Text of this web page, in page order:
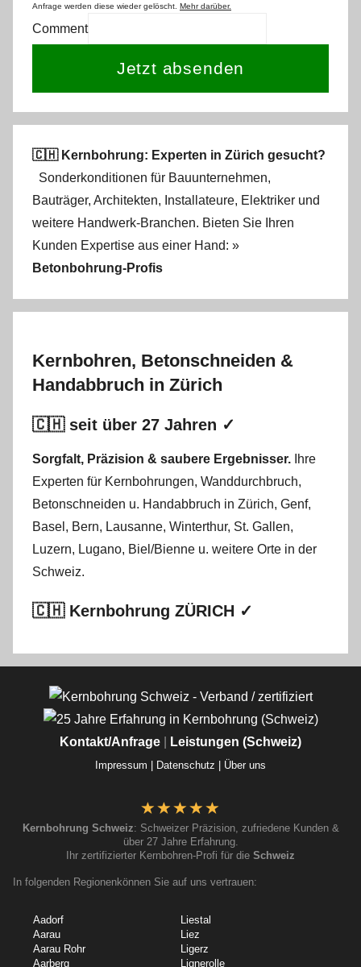
Anfrage werden diese wieder gelöscht. Mehr darüber.
Comment
Jetzt absenden
🇨🇭 Kernbohrung: Experten in Zürich gesucht?
Sonderkonditionen für Bauunternehmen,
Bauträger, Architekten, Installateure, Elektriker und
weitere Handwerk-Branchen. Bieten Sie Ihren
Kunden Expertise aus einer Hand: »
Betonbohrung-Profis
Kernbohren, Betonschneiden &
Handabbruch in Zürich
🇨🇭 seit über 27 Jahren ✓
Sorgfalt, Präzision & saubere Ergebnisser. Ihre
Experten für Kernbohrungen, Wanddurchbruch,
Betonschneiden u. Handabbruch in Zürich, Genf,
Basel , Bern, Lausanne, Winterthur, St. Gallen,
Luzern, Lugano, Biel/Bienne u. weitere Orte in der
Schweiz.
🇨🇭 Kernbohrung ZÜRICH ✓
Kontakt/Anfrage Leistungen (Schweiz)
Impressum | Datenschutz | Über uns
Kernbohrung Schweiz: Schweizer Präzision, zufriedene Kunden &
über 27 Jahre Erfahrung.
Ihr zertifizierter Kernbohren-Profi für die Schweiz
In folgenden Regionenkönnen Sie auf uns vertrauen:
Aadorf
Aarau
Aarau Rohr
Aarberg
Liestal
Liez
Ligerz
Lignerolle